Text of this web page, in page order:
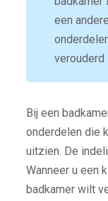
een
verouderd
Bij een
onderdelen die
uitzien. De
Wanneer u een
badkamer wilt